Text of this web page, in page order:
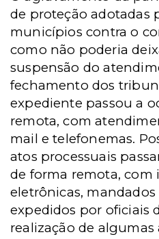
de proteção adotadas
municípios contra o
como não poderia
suspensão do
fechamento dos
expediente passou a
remota, com
mail e telefonemas.
atos processuais
de forma remota, com
eletrônicas,
expedidos por oficiais
realização de